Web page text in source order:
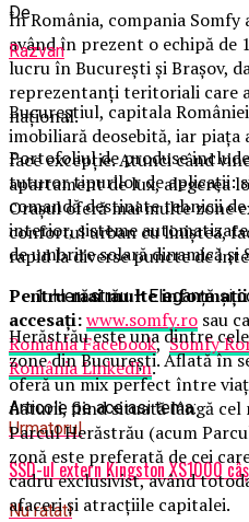
În România, compania
având în prezent o echipă de
lucru în București și Brașov,
reprezentanţi teritoriali care
naţional.
Portofoliul de produse
tuturor tipurilor de aplicații:
comandă destinate tehnicii
interior, sisteme
de umbrire solară dinamică și
Pentru mai multe
accesați:www.somfy.ro sau
România Facebook,Somfy
România LinkedIn.
Articole pe aceiasi tema:
Urmatorul
SSD-ul extern Kingston XS1000
Nu ratati
De
Razvan
Bucureștiul, capitala
imobiliară deosebită, iar
face excepție. Atunci când
apartament de lux, alegerea
Orașul oferă mai multe zone
confortul urban cu liniștea,
rapid la diverse puncte de
Herăstrău – Eleganță și
Herăstrău este una dintre
zone din București. Aflată în
oferă un mix perfect între
naturii, fiind situată lângă cel
Parcul Herăstrău (acum
zonă este preferată de cei
cadru exclusivist, având
afaceri și atracțiile capitalei.